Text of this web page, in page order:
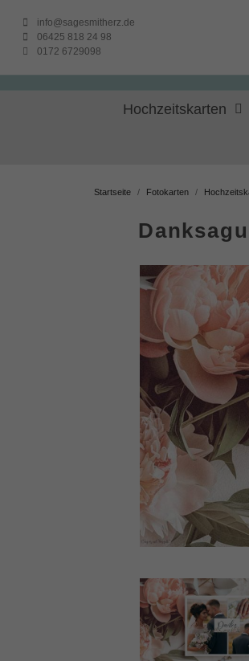
info@sagesmitherz.de
06425 818 24 98
0172 6729098
Hochzeitskarten
Startseite Fotokarten